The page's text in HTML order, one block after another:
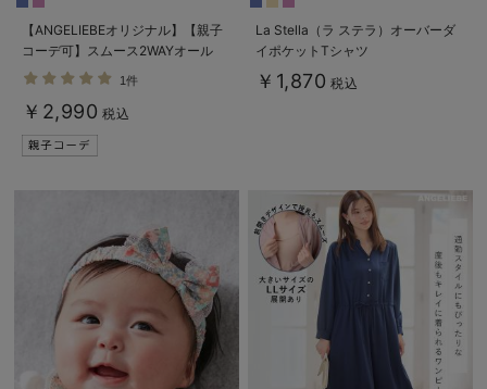
【ANGELIEBEオリジナル】【親子
コーデ可】スムース2WAYオール
1件
￥2,990 税込
La Stella（ラ ステラ）オーバーダ
イポケットTシャツ
￥1,870 税込